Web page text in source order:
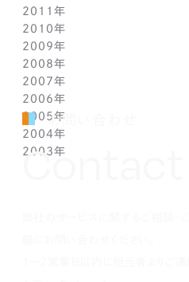
1月(3)
2月(8)
1月(2)
3月(9)
2月(7)
1月(3)
4月(6)
3月(3)
2月(6)
1月(1)
5月(4)
4月(5)
3月(4)
2月(4)
1月(2)
6月(7)
5月(9)
4月(7)
3月(6)
2月(5)
1月(1)
7月(7)
6月(1)
5月(3)
4月(3)
3月(3)
2月(5)
8月(3)
7月(6)
6月(5)
5月(4)
4月(3)
3月(2)
2月(7)
1月(1)
9月(3)
8月(8)
7月(7)
6月(5)
5月(4)
4月(4)
3月(3)
2月(5)
1月(3)
10月(7)
9月(6)
8月(5)
7月(9)
6月(6)
5月(3)
4月(7)
3月(3)
2月(6)
11月(6)
10月(5)
9月(7)
8月(4)
7月(3)
6月(1)
5月(5)
4月(1)
3月(1)
12月(1)
11月(1)
10月(1)
9月(1)
8月(1)
7月(3)
5月(2)
4月(1)
3月(1)
2011年
12月(1)
11月(1)
10月(2)
8月(2)
7月(4)
5月(2)
4月(1)
3月(3)
2010年
12月(1)
11月(1)
10月(2)
9月(1)
8月(2)
7月(3)
5月(2)
2009年
11月(6)
10月(9)
9月(3)
8月(1)
7月(5)
6月(2)
2008年
11月(4)
10月(2)
9月(2)
8月(4)
7月(3)
2007年
12月(2)
11月(2)
10月(1)
9月(2)
2006年
12月(1)
11月(1)
10月(2)
2005年
10月(2)
8月(4)
2004年
12月(4)
2003年
お問い合わせ
Contact